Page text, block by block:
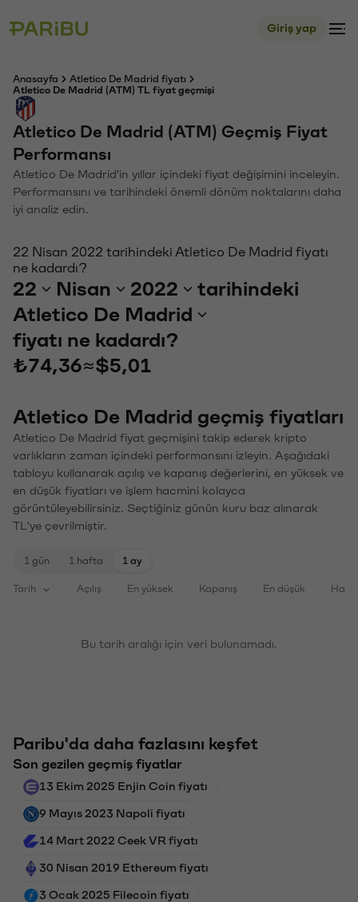
Giriş yap
Anasayfa
Atletico De Madrid fiyatı
Atletico De Madrid (ATM) TL fiyat geçmişi
Atletico De Madrid (ATM) Geçmiş Fiyat
Performansı
Atletico De Madrid'in yıllar içindeki fiyat değişimini inceleyin.
Performansını ve tarihindeki önemli dönüm noktalarını daha
iyi analiz edin.
22 Nisan 2022 tarihindeki Atletico De Madrid fiyatı
ne kadardı?
22 Nisan 2022
tarihindeki
Atletico De Madrid
fiyatı ne kadardı?
₺74,36≈$5,01
Atletico De Madrid geçmiş fiyatları
Atletico De Madrid fiyat geçmişini takip ederek kripto
varlıkların zaman içindeki performansını izleyin. Aşağıdaki
tabloyu kullanarak açılış ve kapanış değerlerini, en yüksek ve
en düşük fiyatları ve işlem hacmini kolayca
görüntüleyebilirsiniz. Seçtiğiniz günün kuru baz alınarak
TL'ye çevrilmiştir.
1 gün 1 hafta 1 ay
Tarih Açılış En yüksek Kapanış En düşük
Bu tarih aralığı için veri bulunamadı.
Paribu'da daha fazlasını keşfet
Son gezilen geçmiş fiyatlar
13 Ekim 2025 Enjin Coin fiyatı
9 Mayıs 2023 Napoli fiyatı
14 Mart 2022 Ceek VR fiyatı
30 Nisan 2019 Ethereum fiyatı
3 Ocak 2025 Filecoin fiyatı